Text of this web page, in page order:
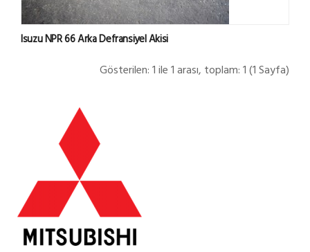
Isuzu NPR 66 Arka Defransiyel Akisi
Gösterilen: 1 ile 1 arası, toplam: 1 (1 Sayfa)